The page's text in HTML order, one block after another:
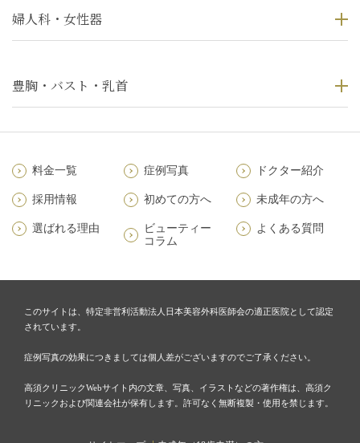
婦人科・女性器
豊胸・バスト・乳首
料金一覧 症例写真 ドクター紹介
採用情報 初めての方へ 未成年の方へ
選ばれる理由
ビューティー
コラム
よくある質問
このサイトは、特定非営利活動法人日本美容外科医師会の適正医院として認定
されています。
症例写真の効果につきましては個人差がございますのでご了承ください。
高須クリニックWebサイト内の文章、写真、イラストなどの著作権は、高須ク
リニックおよび関連会社が保有します。許可なく無断複製・使用を禁じます。